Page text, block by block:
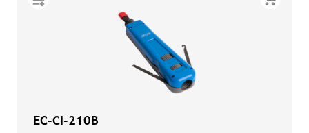
EC-CI-210B